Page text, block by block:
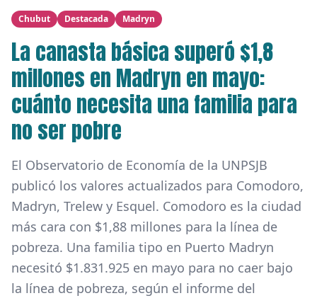
Chubut Destacada Madryn
La canasta básica superó $1,8
millones en Madryn en mayo:
cuánto necesita una familia para
no ser pobre
El Observatorio de Economía de la UNPSJB
publicó los valores actualizados para Comodoro,
Madryn, Trelew y Esquel. Comodoro es la ciudad
más cara con $1,88 millones para la línea de
pobreza. Una familia tipo en Puerto Madryn
necesitó $1.831.925 en mayo para no caer bajo
la línea de pobreza, según el informe del